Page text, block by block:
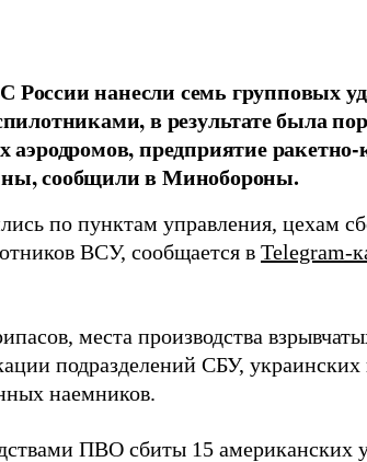
России нанесли семь групповых
в результате была
предприятие
сообщили в Минобороны.
по пунктам управления, цехам
ВСУ, сообщается в Telegram-
места производства
подразделений СБУ,
наемников.
ПВО сбиты 15 американских